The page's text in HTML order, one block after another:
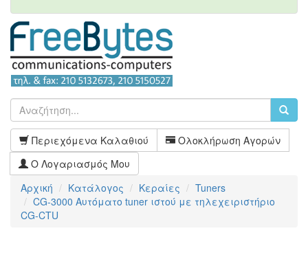
Περιεχόμενα Καλαθιού
Ολοκλήρωση Αγορών
Ο Λογαριασμός Μου
Αρχική
Κατάλογος Κεραίες
Tuners
CG-3000 Αυτόματο tuner ιστού με τηλεχειριστήριο
CG-CTU